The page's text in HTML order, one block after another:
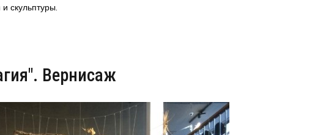
скульптуры.
Вернисаж